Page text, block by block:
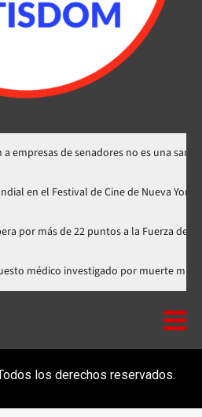
de senadores no es una sanción
estreno mundial en el Festival de Cine
22 puntos a la Fuerza del Pueblo
de RD supuesto médico investigado por
los derechos reservados.